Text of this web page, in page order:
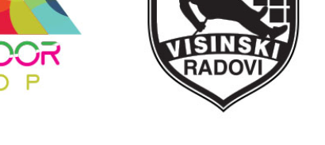
NA VISINI
I OBUĆA
VISEĆE RADNE PLATFORME
MONTAŽA I DEMONTAŽA
OPŠIRNIJE